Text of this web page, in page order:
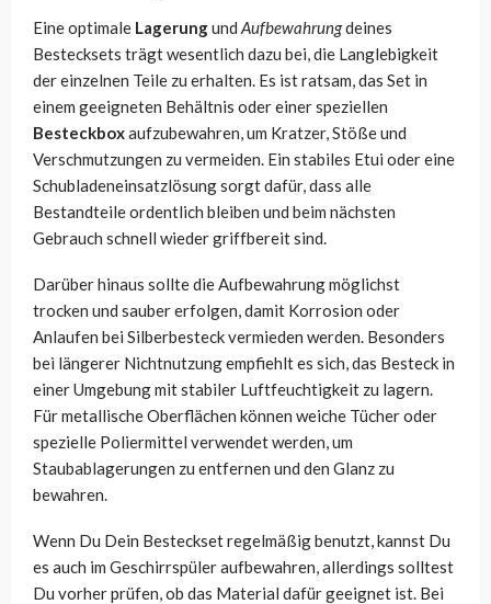
Eine optimale Lagerungund Aufbewahrungdeines
Bestecksets trägt wesentlich dazu bei, die Langlebigkeit
der einzelnen Teile zu erhalten. Es ist ratsam, das Set in
einem geeigneten Behältnis oder einer speziellen
Besteckboxaufzubewahren, um Kratzer, Stöße und
Verschmutzungen zu vermeiden. Ein stabiles Etui oder eine
Schubladeneinsatzlösung sorgt dafür, dass alle
Bestandteile ordentlich bleiben und beim nächsten
Gebrauch schnell wieder griffbereit sind.
Darüber hinaus sollte die Aufbewahrung möglichst
trocken und sauber erfolgen, damit Korrosion oder
Anlaufen bei Silberbesteck vermieden werden. Besonders
bei längerer Nichtnutzung empfiehlt es sich, das Besteck in
einer Umgebung mit stabiler Luftfeuchtigkeit zu lagern.
Für metallische Oberflächen können weiche Tücher oder
spezielle Poliermittel verwendet werden, um
Staubablagerungen zu entfernen und den Glanz zu
bewahren.
Wenn Du Dein Besteckset regelmäßig benutzt, kannst Du
es auch im Geschirrspüler aufbewahren, allerdings solltest
Du vorher prüfen, ob das Material dafür geeignet ist. Bei